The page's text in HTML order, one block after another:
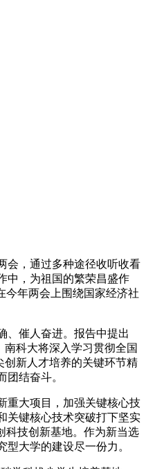
会，通过多种途径收听收看
中，为祖国的繁荣昌盛作
今年两会上围绕国家经济社
、催人奋进。报告中提出
科大将深入学习贯彻全国
创新人才培养的关键环节精
结奋斗。
重大项目，加强关键核心技
关键核心技术突破打下坚实
科技创新基地。作为新当选
大学的建设尽一份力。